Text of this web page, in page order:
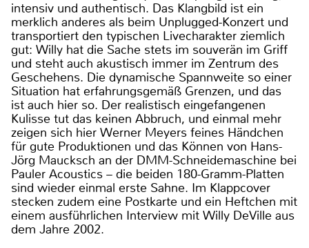
intensiv und authentisch. Das Klangbild ist ein
merklich anderes als beim Unplugged-Konzert und
transportiert den typischen Livecharakter ziemlich
gut: Willy hat die Sache stets im souverän im Griff
und steht auch akustisch immer im Zentrum des
Geschehens. Die dynamische Spannweite so einer
Situation hat erfahrungsgemäß Grenzen, und das
ist auch hier so. Der realistisch eingefangenen
Kulisse tut das keinen Abbruch, und einmal mehr
zeigen sich hier Werner Meyers feines Händchen
für gute Produktionen und das Können von Hans-
Jörg Maucksch an der DMM-Schneidemaschine bei
Pauler Acoustics – die beiden 180-Gramm-Platten
sind wieder einmal erste Sahne. Im Klappcover
stecken zudem eine Postkarte und ein Heftchen mit
einem ausführlichen Interview mit Willy DeVille aus
dem Jahre 2002.